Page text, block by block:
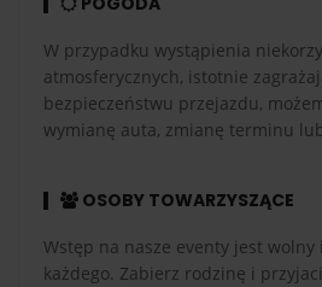
W przypadku wystąpienia
atmosferycznych, istotnie
bezpieczeństwu przejazdu,
wymianę auta, zmianę terminu
OSOBY TOWARZYSZĄCE
Wstęp na nasze eventy jest
każdego. Zabierz rodzinę i